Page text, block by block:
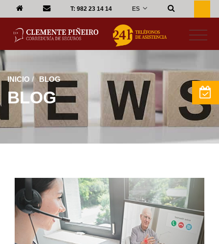
T: 982 23 14 14 ES
INICIO / BLOG
BLOG